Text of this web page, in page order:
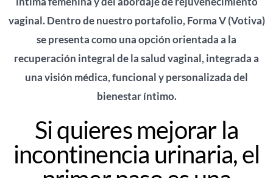
vaginal. Dentro de nuestro portafolio, Forma V (Votiva)
se presenta como una opción orientada a la
recuperación integral de la salud vaginal, integrada a
una visión médica, funcional y personalizada del
bienestar íntimo.
Si quieres mejorar la
incontinencia urinaria, el